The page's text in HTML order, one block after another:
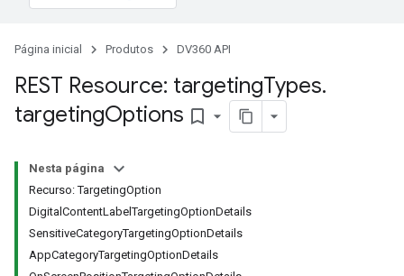
Página inicial Produtos DV360 API
REST Resource: targetingTypes.
targetingOptions bookmark_border
Nesta página
Recurso: TargetingOption
DigitalContentLabelTargetingOptionDetails
SensitiveCategoryTargetingOptionDetails
AppCategoryTargetingOptionDetails